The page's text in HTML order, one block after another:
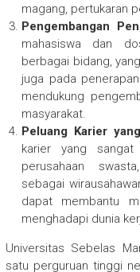
magang, pertukaran
Pengembangan
mahasiswa dan
berbagai bidang,
juga pada
mendukung
masyarakat.
Peluang Karier
karier yang
perusahaan
sebagai
dapat membantu
menghadapi dunia
Universitas Sebelas
satu perguruan tinggi